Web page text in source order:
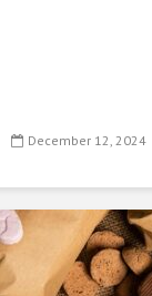
December 12, 2024